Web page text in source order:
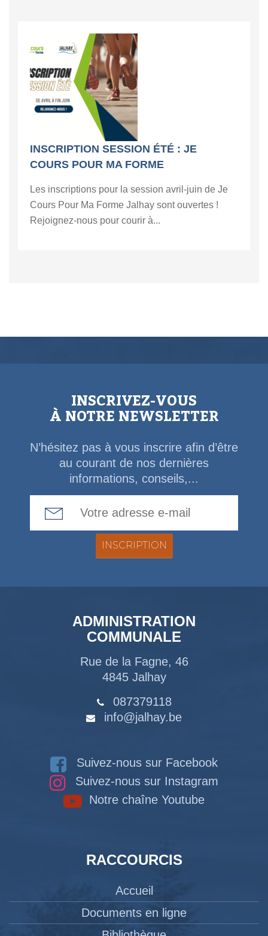
INSCRIPTION SESSION ÉTÉ : JE
COURS POUR MA FORME
Les inscriptions pour la session avril-juin de Je
Cours Pour Ma Forme Jalhay sont ouvertes !
Rejoignez-nous pour courir à...
INSCRIVEZ-VOUS
À NOTRE NEWSLETTER
N’hésitez pas à vous inscrire afin d’être
au courant de nos dernières
informations, conseils,...
ADMINISTRATION
COMMUNALE
Rue de la Fagne, 46
4845 Jalhay
087379118
info@jalhay.be
Suivez-nous sur Facebook
Suivez-nous sur Instagram
Notre chaîne Youtube
RACCOURCIS
Accueil
Documents en ligne